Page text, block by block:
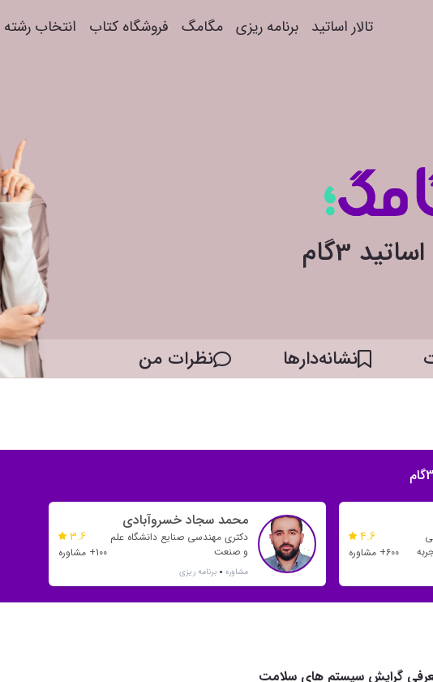
تالار اساتید برنامه ریزی مگامگ فروشگاه کتاب انتخاب رشته
3گام
نشانه‌دار‌ها نظرات من
و
4.6
600+ مشاوره
محمد سجاد خسروآبادی
دکتری مهندسی صنایع دانشگاه علم
و صنعت
مشاوره برنامه ریزی
3.6
100+ مشاوره
گرایش سیستم های سلامت